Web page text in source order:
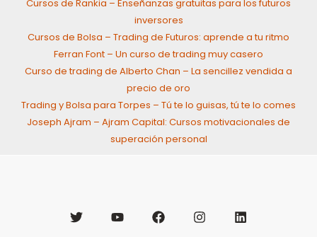
Cursos de Rankia – Enseñanzas gratuitas para los futuros
inversores
Cursos de Bolsa – Trading de Futuros: aprende a tu ritmo
Ferran Font – Un curso de trading muy casero
Curso de trading de Alberto Chan – La sencillez vendida a
precio de oro
Trading y Bolsa para Torpes – Tú te lo guisas, tú te lo comes
Joseph Ajram – Ajram Capital: Cursos motivacionales de
superación personal